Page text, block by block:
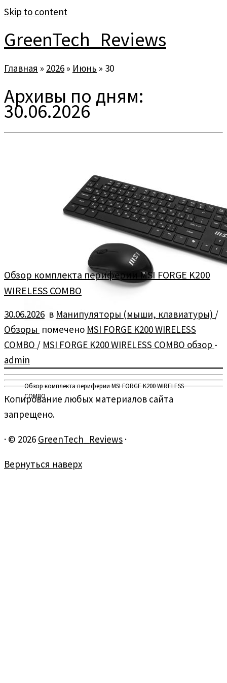
Skip to content
GreenTech_Reviews
Главная » 2026 » Июнь » 30
Архивы по дням:
30.06.2026
Обзор комплекта периферии MSI FORGE K200 WIRELESS
COMBO
Обзор комплекта периферии MSI FORGE K200
WIRELESS COMBO
30.06.2026 в Манипуляторы (мыши, клавиатуры) /
Обзоры помечено MSI FORGE K200 WIRELESS
COMBO / MSI FORGE K200 WIRELESS COMBO обзор -
admin
Копирование любых материалов сайта
запрещено.
· © 2026 GreenTech_Reviews ·
Вернуться наверх